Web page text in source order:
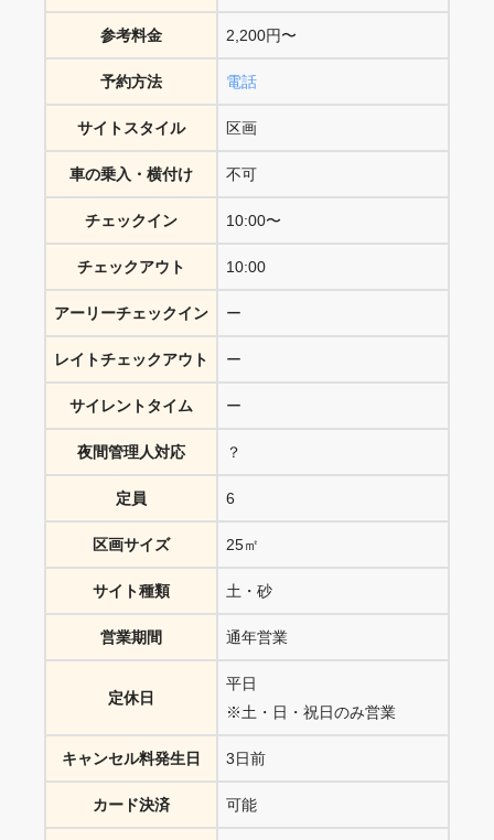
参考料金 2,200円〜
予約方法 電話
サイトスタイル 区画
車の乗入・横付け 不可
チェックイン 10:00〜
チェックアウト 10:00
アーリーチェックイン ー
レイトチェックアウト ー
サイレントタイム ー
夜間管理人対応 ？
定員 6
区画サイズ 25㎡
サイト種類 土・砂
営業期間 通年営業
定休日
平日
※土・日・祝日のみ営業
キャンセル料発生日 3日前
カード決済 可能